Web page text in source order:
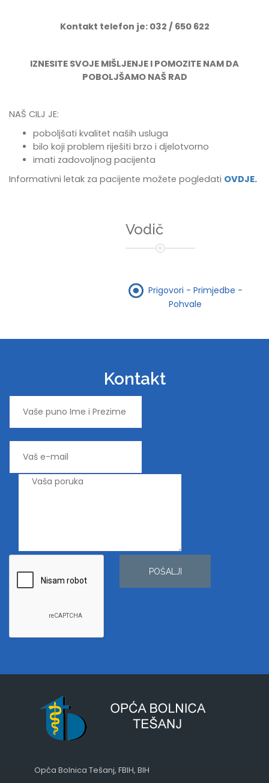
Kontakt telefon je: 032 / 650 622
IZNESITE SVOJE MIŠLJENJE I POMOZITE NAM DA
POBOLJŠAMO NAŠ RAD
NAŠ CILJ JE:
poboljšati kvalitet naših usluga
bilo koji problem riješiti brzo i djelotvorno
imati zadovoljnog pacijenta
Informativni letak za pacijente možete pogledati OVDJE.
Vodič
Prigovori - Primjedbe -
Pohvale
Kontakt
POŠALJI
Opća Bolnica Tešanj, FBIH, BIH